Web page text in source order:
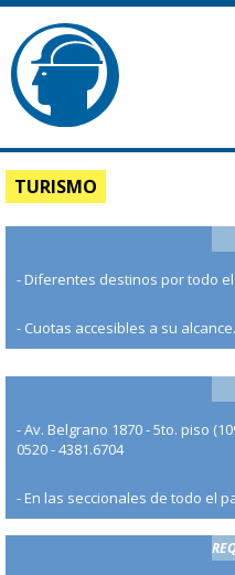
TURISMO
- Diferentes destinos por todo
- Cuotas accesibles a su alcance.
- Av. Belgrano 1870 - 5to. piso
0520 - 4381.6704
- En las seccionales de todo el